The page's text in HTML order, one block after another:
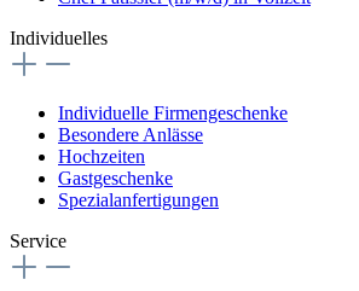
Individuelles
Individuelle Firmengeschenke
Besondere Anlässe
Hochzeiten
Gastgeschenke
Spezialanfertigungen
Service